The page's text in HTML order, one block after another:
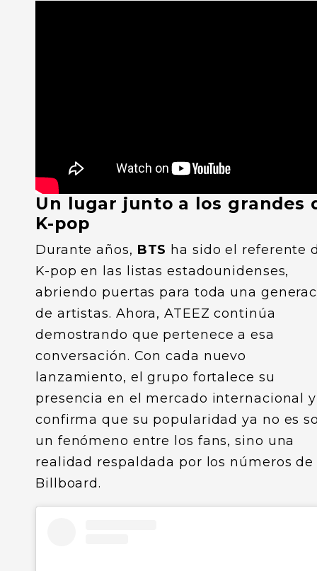
Un lugar junto a los grandes
K-pop
Durante años, BTS ha sido el referente
K-pop en las listas estadounidenses,
abriendo puertas para toda una
de artistas. Ahora, ATEEZ continúa
demostrando que pertenece a esa
conversación. Con cada nuevo
lanzamiento, el grupo fortalece su
presencia en el mercado internacional y
confirma que su popularidad ya no es
un fenómeno entre los fans, sino una
realidad respaldada por los números de
Billboard.